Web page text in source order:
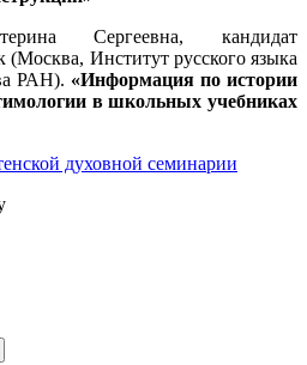
Сергеевна, кандидат
(Москва, Институт русского языка
РАН). «Информация по истории
в школьных учебниках
духовной семинарии